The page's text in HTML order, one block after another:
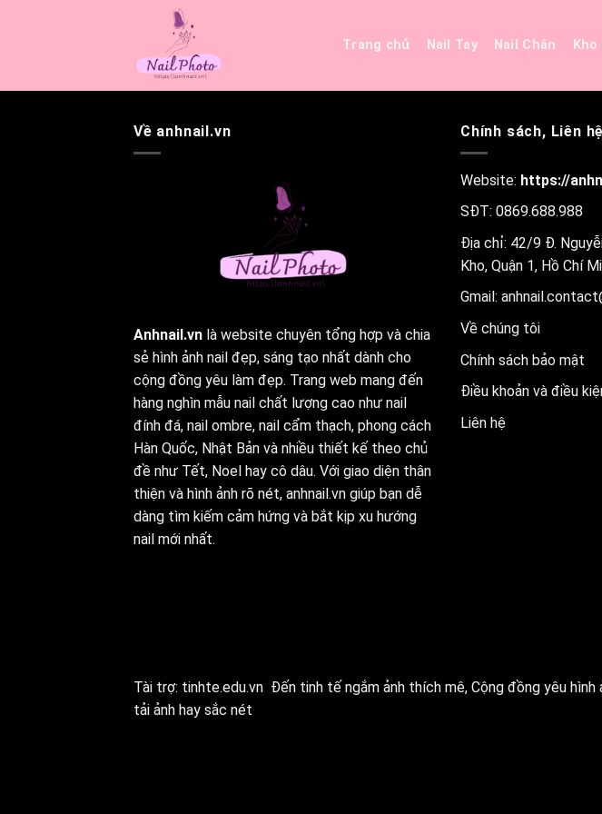
Trang chủ Nail Tay Nail Chân
Về anhnail.vn
Anhnail.vn là website chuyên tổng hợp và chia
sẻ hình ảnh nail đẹp, sáng tạo nhất dành cho
cộng đồng yêu làm đẹp. Trang web mang đến
hàng nghìn mẫu nail chất lượng cao như nail
đính đá, nail ombre, nail cẩm thạch, phong cách
Hàn Quốc, Nhật Bản và nhiều thiết kế theo chủ
đề như Tết, Noel hay cô dâu. Với giao diện thân
thiện và hình ảnh rõ nét, anhnail.vn giúp bạn dễ
dàng tìm kiếm cảm hứng và bắt kịp xu hướng
nail mới nhất.
Chính sách, Liên hệ
Website: https://
SĐT: 0869.688.988
Địa chỉ: 42/9 Đ.
Kho, Quận 1, Hồ Chí
Gmail:
Về chúng tôi
Chính sách bảo mật
Điều khoản và điều
Liên hệ
Tài trợ: tinhte.edu.vn Đến tinh tế ngắm ảnh thích mê, Cộng đồng yêu hình
tải ảnh hay sắc nét